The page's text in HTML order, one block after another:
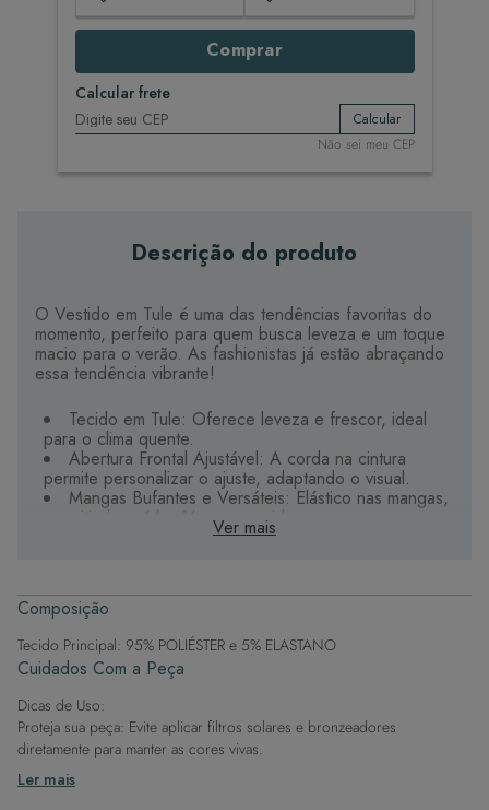
Comprar
Calcular frete
Calcular
Não sei meu CEP
Descrição do produto
O Vestido em Tule é uma das tendências favoritas do
momento, perfeito para quem busca leveza e um toque
macio para o verão. As fashionistas já estão abraçando
essa tendência vibrante!
Tecido em Tule: Oferece leveza e frescor, ideal
para o clima quente.
Abertura Frontal Ajustável: A corda na cintura
permite personalizar o ajuste, adaptando o visual.
Mangas Bufantes e Versáteis: Elástico nas mangas,
permitindo usá-las ¾ ou compridas.
Leveza e Conforto: Tecido de alta qualidade que
com um toque retrô.
É a escolha ideal para quem quer explorar a tendência
de forma elegante e agradável.
Ver mais
Composição
Tecido Principal: 95% POLIÉSTER e 5% ELASTANO
Cuidados Com a Peça
Dicas de Uso:
Proteja sua peça: Evite aplicar filtros solares e bronzeadores
diretamente para manter as cores vivas.
Após a piscina: Lembre-se de que o cloro pode desgastar o tecido,
então enxague após sair da água.
Ler mais